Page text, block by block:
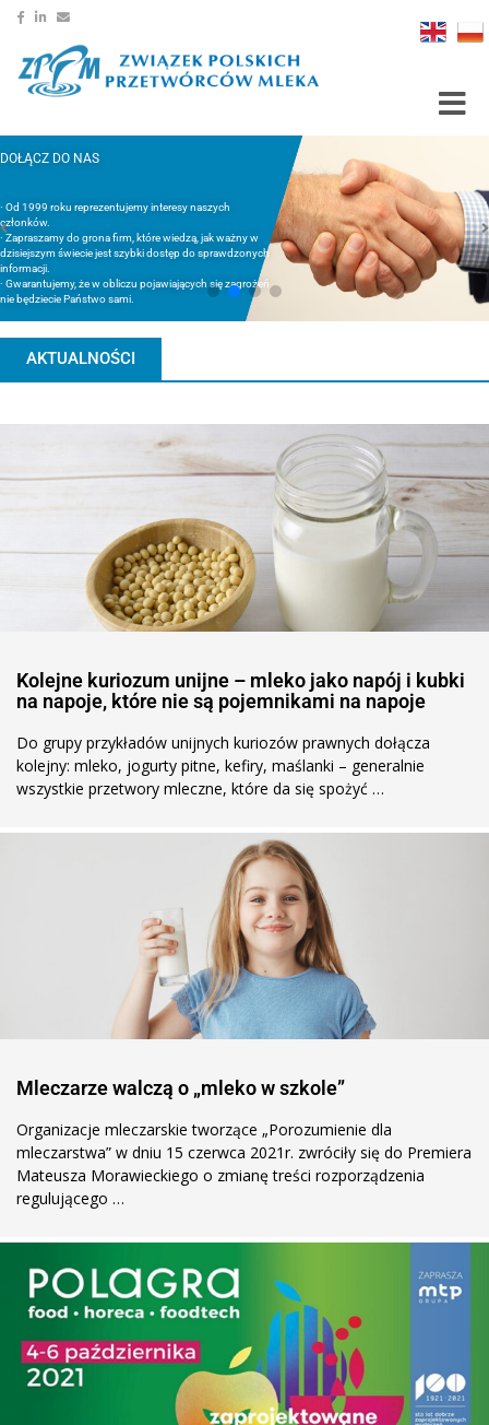
DOŁĄCZ DO NAS
· Od 1999 roku reprezentujemy interesy naszych
członków.
· Zapraszamy do grona firm, które wiedzą, jak ważny w
dzisiejszym świecie jest szybki dostęp do sprawdzonych
informacji.
· Gwarantujemy, że w obliczu pojawiających się zagrożeń
nie będziecie Państwo sami.
AKTUALNOŚCI
Kolejne kuriozum unijne – mleko jako napój i kubki
na napoje, które nie są pojemnikami na napoje
Do grupy przykładów unijnych kuriozów prawnych dołącza
kolejny: mleko, jogurty pitne, kefiry, maślanki – generalnie
wszystkie przetwory mleczne, które da się spożyć …
Mleczarze walczą o „mleko w szkole”
Organizacje mleczarskie tworzące „Porozumienie dla
mleczarstwa” w dniu 15 czerwca 2021r. zwróciły się do Premiera
Mateusza Morawieckiego o zmianę treści rozporządzenia
regulującego …